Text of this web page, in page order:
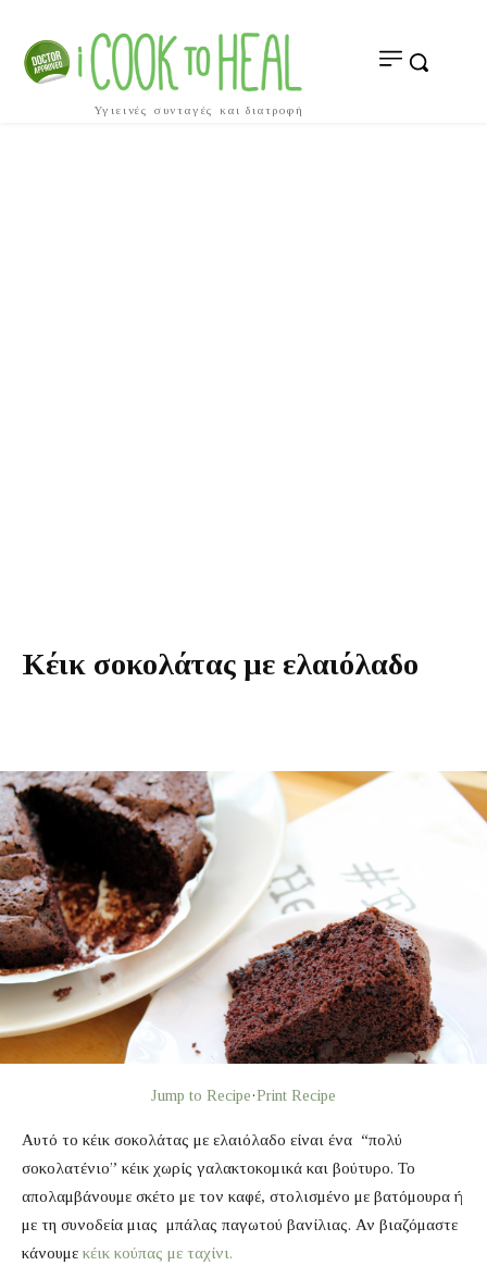
Υγιεινές συνταγές και διατροφή
Κέικ σοκολάτας με ελαιόλαδο
Jump to Recipe·Print Recipe
Αυτό το κέικ σοκολάτας με ελαιόλαδο είναι ένα “πολύ
σοκολατένιο” κέικ χωρίς γαλακτοκομικά και βούτυρο. Το
απολαμβάνουμε σκέτο με τον καφέ, στολισμένο με βατόμουρα ή
με τη συνοδεία μιας μπάλας παγωτού βανίλιας. Αν βιαζόμαστε
κάνουμε κέικ κούπας με ταχίνι.